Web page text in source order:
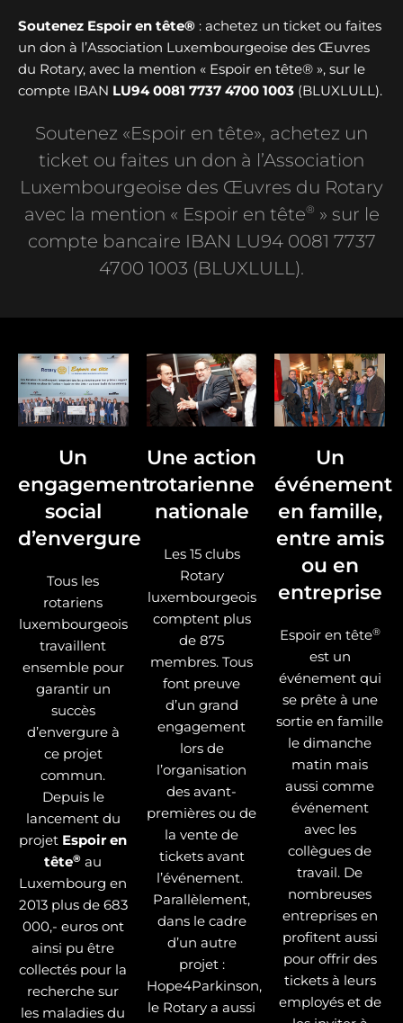
Soutenez Espoir en tête® : achetez un ticket ou faites
un don à l’Association Luxembourgeoise des Œuvres
du Rotary, avec la mention « Espoir en tête® », sur le
compte IBAN LU94 0081 7737 4700 1003 (BLUXLULL).
Soutenez «Espoir en tête», achetez un
ticket ou faites un don à l’Association
Luxembourgeoise des Œuvres du Rotary
avec la mention « Espoir en tête® » sur le
compte bancaire IBAN LU94 0081 7737
4700 1003 (BLUXLULL).
Un
engagement
social
d’envergure
Tous les
rotariens
luxembourgeois
travaillent
ensemble pour
garantir un
succès
d’envergure à
ce projet
commun.
Depuis le
lancement du
projet Espoir en
tête® au
Luxembourg en
2013 plus de 683
000,- euros ont
ainsi pu être
collectés pour la
recherche sur
les maladies du
Une action
rotarienne
nationale
Les 15 clubs
Rotary
luxembourgeois
comptent plus
de 875
membres. Tous
font preuve
d’un grand
engagement
lors de
l’organisation
des avant-
premières ou de
la vente de
tickets avant
l’événement.
Parallèlement,
dans le cadre
d’un autre
projet :
Hope4Parkinson,
le Rotary a aussi
Un
événement
en famille,
entre amis
ou en
entreprise
Espoir en tête®
est un
événement qui
se prête à une
sortie en famille
le dimanche
matin mais
aussi comme
événement
avec les
collègues de
travail. De
nombreuses
entreprises en
profitent aussi
pour offrir des
tickets à leurs
employés et de